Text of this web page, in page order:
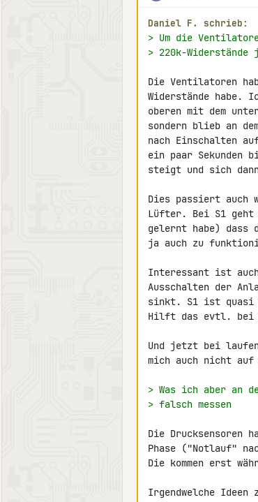
Daniel F. schrieb:
> Um die
> 220k-Widerstände
Die Ventilatoren
Widerstände habe.
oberen mit dem
sondern blieb an
nach Einschalten
ein paar Sekunden
steigt und sich
Dies passiert auch
Lüfter. Bei S1
gelernt habe) dass
ja auch zu
Interessant ist
Ausschalten der
sinkt. S1 ist
Hilft das evtl. bei
Und jetzt bei
mich auch nicht
> Was ich aber an
> falsch messen
Die Drucksensoren
Phase ("Notlauf"
Die kommen erst
Irgendwelche Ideen